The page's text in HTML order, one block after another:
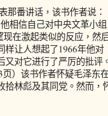
番讲话，该书作者说：
相信自己对中央文革小组
现在激起类似的反应，然
样让人想起了1966年他对
对它进行了严厉的批评。
）该书作者怀疑毛泽东
拾林彪及其同党。然而，